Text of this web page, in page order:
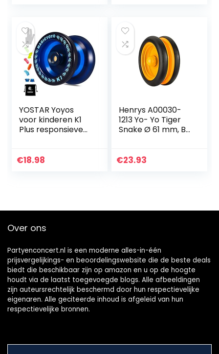
YOSTAR Yoyos
voor kinderen K1
Plus responsieve
snaren,
€18.98
Henrys A00030-
1213 Yo- Yo Tiger
Snake Ø 61 mm, B
(gesorteerde
€23.93
Over ons
Partyenconcert.nl is een moderne alles-in-één
prijsvergelijkings- en beoordelingswebsite die de beste deals
biedt die beschikbaar zijn op amazon en u op de hoogte
houdt via de laatst toegevoegde blogs. Alle afbeeldingen
zijn auteursrechtelijk beschermd door hun respectievelijke
eigenaren. Alle geciteerde inhoud is afgeleid van hun
respectievelijke bronnen.